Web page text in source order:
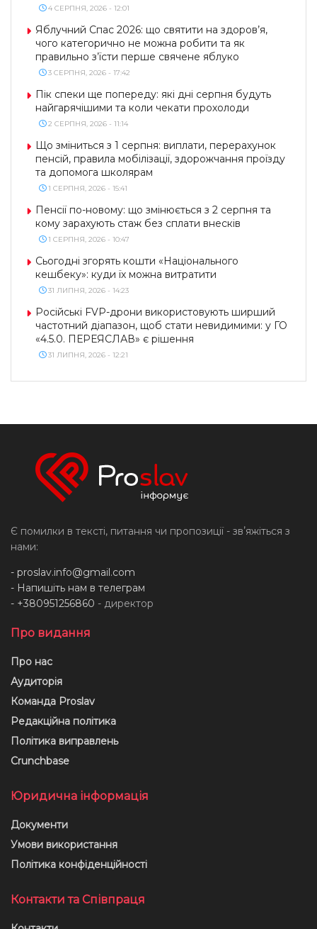
4 СЕРПНЯ, 2026 - 12:01
Яблучний Спас 2026: що святити на здоров’я,
чого категорично не можна робити та як
правильно з’їсти перше свячене яблуко
3 СЕРПНЯ, 2026 - 17:42
Пік спеки ще попереду: які дні серпня будуть
найгарячішими та коли чекати прохолоди
2 СЕРПНЯ, 2026 - 11:14
Що зміниться з 1 серпня: виплати, перерахунок
пенсій, правила мобілізації, здорожчання проїзду
та допомога школярам
1 СЕРПНЯ, 2026 - 15:41
Пенсії по-новому: що змінюється з 2 серпня та
кому зарахують стаж без сплати внесків
1 СЕРПНЯ, 2026 - 10:47
Сьогодні згорять кошти «Національного
кешбеку»: куди їх можна витратити
31 ЛИПНЯ, 2026 - 14:23
Російські FVP-дрони використовують ширший
частотний діапазон, щоб стати невидимими: у ГО
«4.5.0. ПЕРЕЯСЛАВ» є рішення
31 ЛИПНЯ, 2026 - 12:21
Є помилки в тексті, питання чи пропозиції - звʼяжіться з
нами:
- proslav.info@gmail.com
- Напишіть нам в телеграм
- +380951256860 - директор
Про видання
Про нас
Аудиторія
Команда Proslav
Редакційна політика
Політика виправлень
Crunchbase
Юридична інформація
Документи
Умови використання
Політика конфіденційності
Контакти та Співпраця